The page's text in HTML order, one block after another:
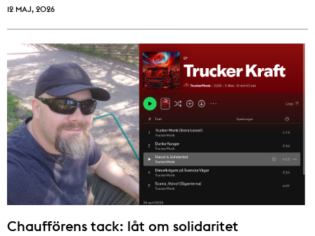
12 MAJ, 2026
Chaufförens tack: låt om solidaritet